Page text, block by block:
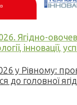
Ягідно-
інновації,
у Рівному:
до головної